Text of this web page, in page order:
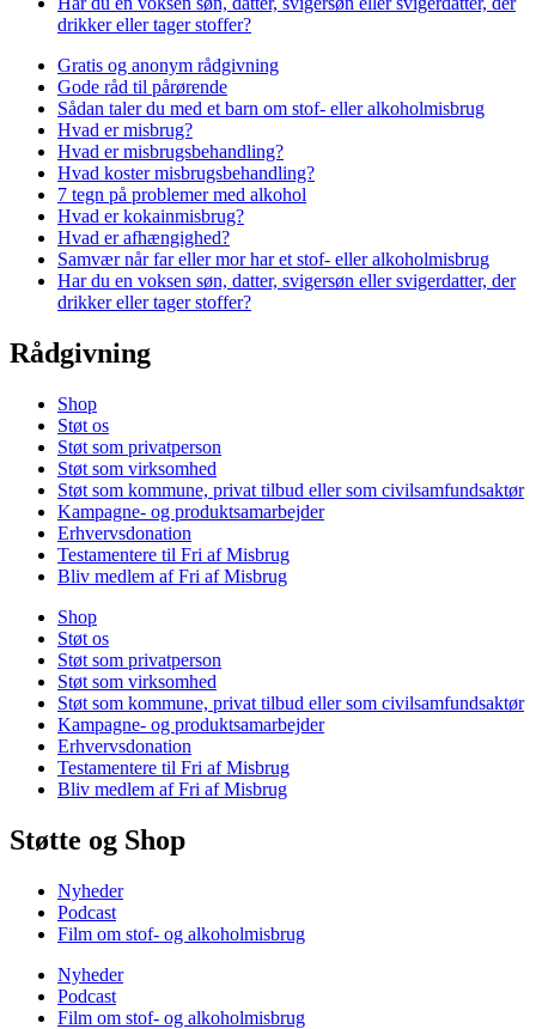
drikker eller tager stoffer?
Gratis og anonym rådgivning
Gode råd til pårørende
Sådan taler du med et barn om stof- eller alkoholmisbrug
Hvad er misbrug?
Hvad er misbrugsbehandling?
Hvad koster misbrugsbehandling?
7 tegn på problemer med alkohol
Hvad er kokainmisbrug?
Hvad er afhængighed?
Samvær når far eller mor har et stof- eller alkoholmisbrug
Har du en voksen søn, datter, svigersøn eller svigerdatter, der
drikker eller tager stoffer?
Rådgivning
Shop
Støt os
Støt som privatperson
Støt som virksomhed
Støt som kommune, privat tilbud eller som civilsamfundsaktør
Kampagne- og produktsamarbejder
Erhvervsdonation
Testamentere til Fri af Misbrug
Bliv medlem af Fri af Misbrug
Shop
Støt os
Støt som privatperson
Støt som virksomhed
Støt som kommune, privat tilbud eller som civilsamfundsaktør
Kampagne- og produktsamarbejder
Erhvervsdonation
Testamentere til Fri af Misbrug
Bliv medlem af Fri af Misbrug
Støtte og Shop
Nyheder
Podcast
Film om stof- og alkoholmisbrug
Nyheder
Podcast
Film om stof- og alkoholmisbrug